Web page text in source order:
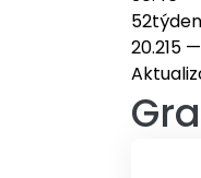
20.215 —